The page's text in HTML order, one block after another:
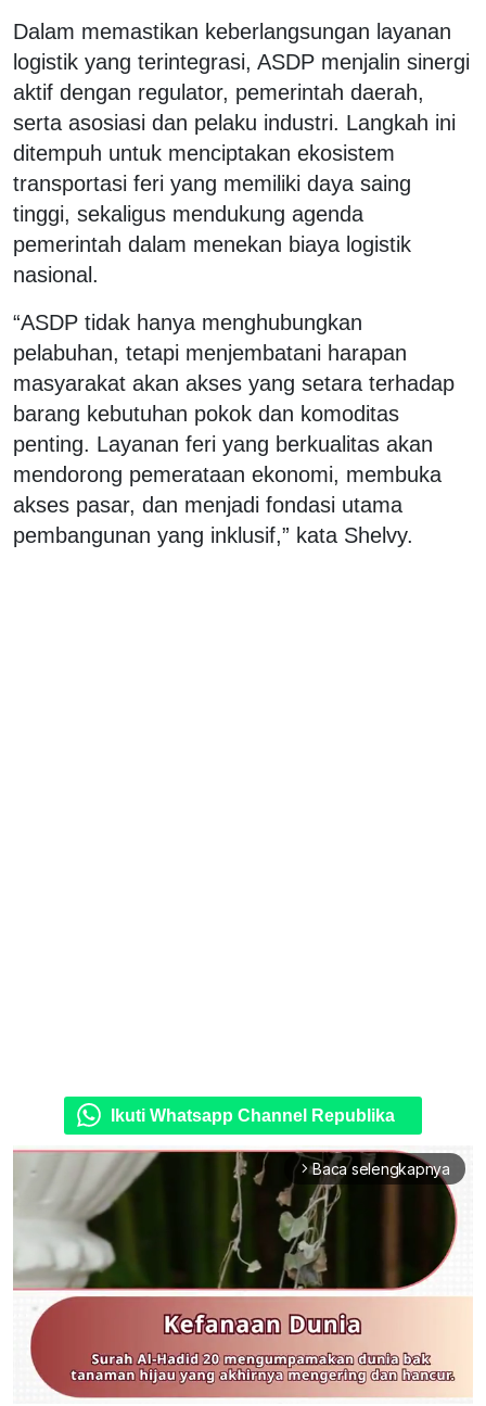
Dalam memastikan keberlangsungan layanan
logistik yang terintegrasi, ASDP menjalin sinergi
aktif dengan regulator, pemerintah daerah,
serta asosiasi dan pelaku industri. Langkah ini
ditempuh untuk menciptakan ekosistem
transportasi feri yang memiliki daya saing
tinggi, sekaligus mendukung agenda
pemerintah dalam menekan biaya logistik
nasional.
“ASDP tidak hanya menghubungkan
pelabuhan, tetapi menjembatani harapan
masyarakat akan akses yang setara terhadap
barang kebutuhan pokok dan komoditas
penting. Layanan feri yang berkualitas akan
mendorong pemerataan ekonomi, membuka
akses pasar, dan menjadi fondasi utama
pembangunan yang inklusif,” kata Shelvy.
Ikuti Whatsapp Channel Republika
arrow_forward_ios Baca selengkapnya